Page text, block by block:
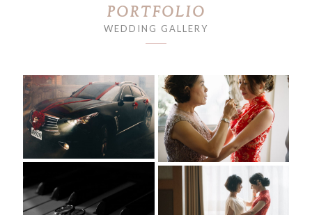
PORTFOLIO
WEDDING GALLERY